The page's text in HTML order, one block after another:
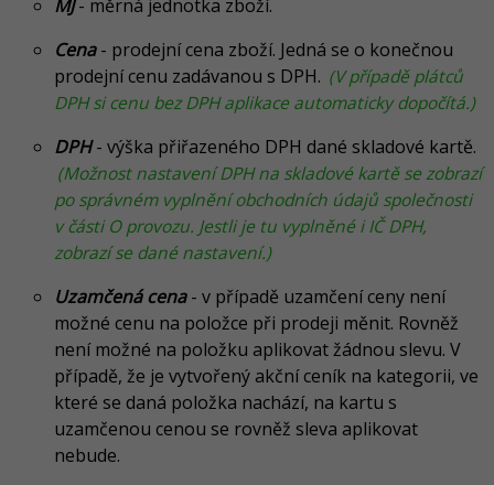
MJ- měrná jednotka zboží.
Cena- prodejní cena zboží. Jedná se o konečnou
prodejní cenu zadávanou s DPH. (V případě plátců
DPH si cenu bez DPH aplikace automaticky dopočítá.)
DPH- výška přiřazeného DPH dané skladové kartě.
(Možnost nastavení DPH na skladové kartě se zobrazí
po správném vyplnění obchodních údajů společnosti
v části O provozu. Jestli je tu vyplněné i IČ DPH,
zobrazí se dané nastavení.)
Uzamčená cena- v případě uzamčení ceny není
možné cenu na položce při prodeji měnit. Rovněž
není možné na položku aplikovat žádnou slevu. V
případě, že je vytvořený akční ceník na kategorii, ve
které se daná položka nachází, na kartu s
uzamčenou cenou se rovněž sleva aplikovat
nebude.